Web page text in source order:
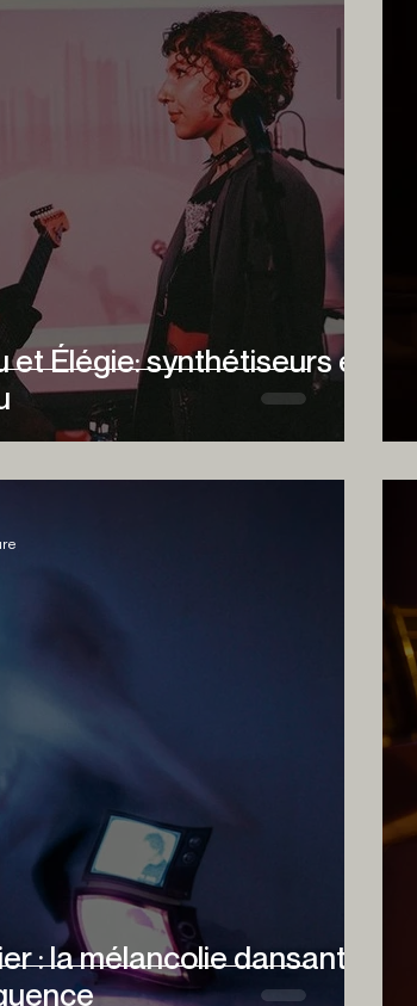
et Élégie: synthétiseurs et
: la mélancolie dansante